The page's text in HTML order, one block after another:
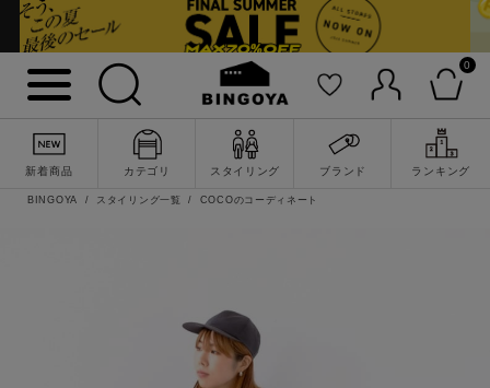
0
新着商品 カテゴリ スタイリング ブランド ランキング
詳細検索
BINGOYA スタイリング一覧 COCOのコーディネート